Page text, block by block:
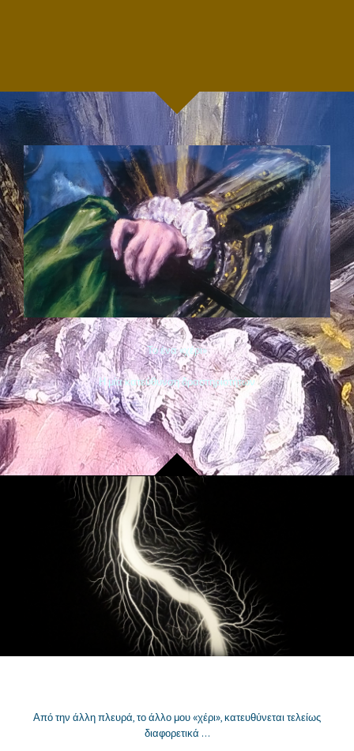
Το ένα «χέρι»
Η μία κατεύθυνση δραστηριοτήτων
Από την άλλη πλευρά, το άλλο μου «χέρι», κατευθύνεται τελείως
διαφορετικά …